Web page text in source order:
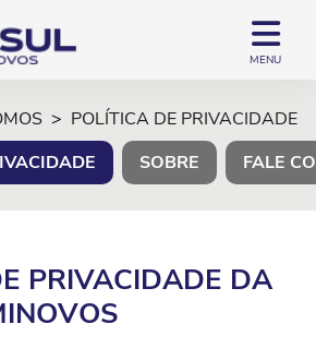
MENU
POLÍTICA DE PRIVACIDADE
SOBRE
FALE
PRIVACIDADE DA